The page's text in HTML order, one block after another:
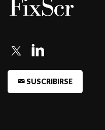
SUSCRIBIRSE